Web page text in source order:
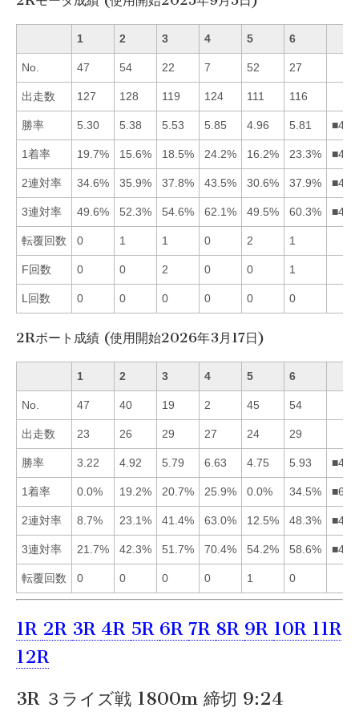
1 2 3 4 5 6
No. 47 54 22 7 52 27
出走数 127 128 119 124 111 116
勝率 5.30 5.38 5.53 5.85 4.96 5.81
1着率 19.7% 15.6% 18.5% 24.2% 16.2% 23.3%
2連対率 34.6% 35.9% 37.8% 43.5% 30.6% 37.9%
3連対率 49.6% 52.3% 54.6% 62.1% 49.5% 60.3%
転覆回数 0 1 1 0 2 1
F回数 0 0 2 0 0 1
L回数 0 0 0 0 0 0
2Rボート成績 (使用開始2026年3月17日)
1 2 3 4 5 6
No. 47 40 19 2 45 54
出走数 23 26 29 27 24 29
勝率 3.22 4.92 5.79 6.63 4.75 5.93
1着率 0.0% 19.2% 20.7% 25.9% 0.0% 34.5%
2連対率 8.7% 23.1% 41.4% 63.0% 12.5% 48.3%
3連対率 21.7% 42.3% 51.7% 70.4% 54.2% 58.6%
転覆回数 0 0 0 0 1 0
1R 2R 3R 4R 5R 6R 7R 8R 9R 10R 11R
12R
3R ３ライズ戦 1800m 締切 9:24